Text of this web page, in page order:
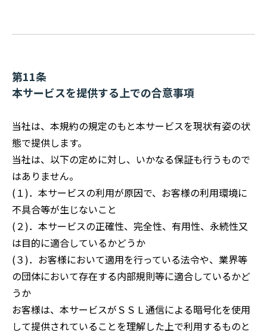
第11条
本サービスを提供する上での合意事項
当社は、本規約の規定のもと本サービスを現状有姿の状
態で提供します。
当社は、以下の定めに対し、いかなる保証も行うもので
はありません。
(１)．本サービスの利用が原因で、お客様の利用環境に
不具合等が生じないこと
(２)．本サービスの正確性、完全性、有用性、永続性又
は目的に適合しているかどうか
(３)．お客様において適用を行っている法令や、業界等
の団体において存在する内部規則等に適合しているかど
うか
お客様は、本サービスがＳＳＬ通信による暗号化を使用
して提供されていることを理解した上で利用するものと